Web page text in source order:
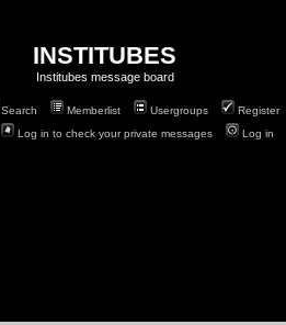
INSTITUBES
Institubes message board
Search Memberlist Usergroups
Register
Log in to check your private messages Log in